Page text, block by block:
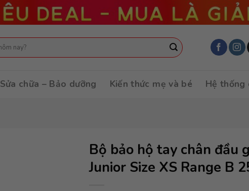
Sửa chữa – Bảo dưỡng Kiến thức mẹ và bé Hệ thống
Bộ bảo hộ tay chân đầu
Junior Size XS Range B